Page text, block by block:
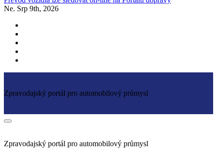
Ne. Srp 9th, 2026
Zpravodajský portál pro automobilový průmysl
Zpravodajský portál pro automobilový průmysl